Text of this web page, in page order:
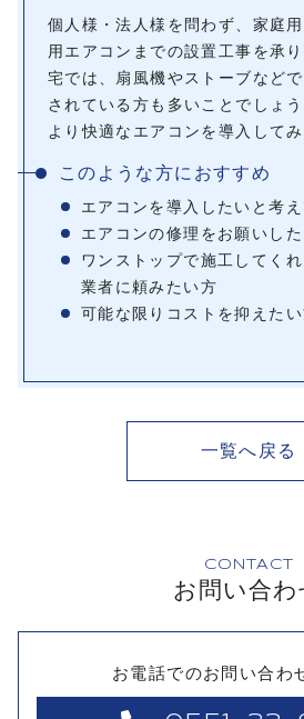
個人様・法人様を問わず、家庭
用エアコンまでの設置工事を承
宅では、扇風機やストーブなど
されている方も多いことでしょ
より快適なエアコンを導入して
このような方におすすめ
エアコンを導入したいと考
エアコンの修理をお願いし
ワンストップで施工してくれ
業者に頼みたい方
可能な限りコストを抑えた
一覧へ戻る
CONTACT
お問い合わ
お電話でのお問い合わ